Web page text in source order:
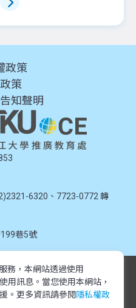
政策
策
知聲明
6320、7723-0772 轉
巷5號
本網站內容由淡江大學推廣教育處
程資訊、圖片及資料皆屬本單位所
Education. All rights
務，本網站透過使用
用訊息。 當您使用本網站，
。更多資訊請參閱 隱私權政